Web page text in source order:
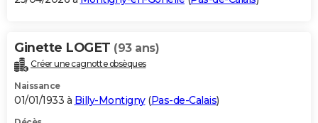
Ginette LOGET (93 ans)
Créer une cagnotte obsèques
Naissance
01/01/1933 à Billy-Montigny(Pas-de-Calais)